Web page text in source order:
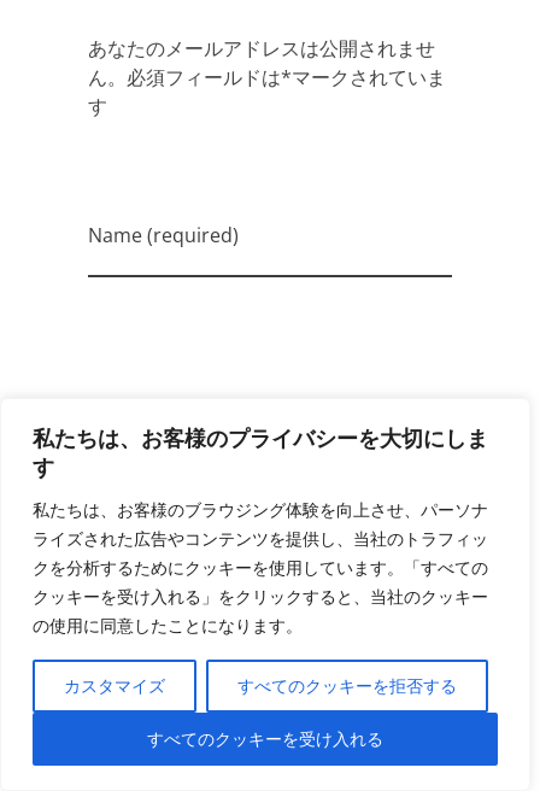
私たちは、お客様のプライバシーを大切にしま
す
私たちは、お客様のブラウジング体験を向上させ、パーソナ
ライズされた広告やコンテンツを提供し、当社のトラフィッ
クを分析するためにクッキーを使用しています。「すべての
クッキーを受け入れる」をクリックすると、当社のクッキー
の使用に同意したことになります。
カスタマイズ すべてのクッキーを拒否する
すべてのクッキーを受け入れる
あなたのメールアドレスは公開されませ
ん。必須フィールドは*マークされていま
す
Name (required)
Website
Save my name, email, and website in